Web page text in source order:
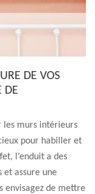
DE VOS
DE
les murs intérieurs
pour habiller et
l’enduit a des
et assure une
envisagez de mettre